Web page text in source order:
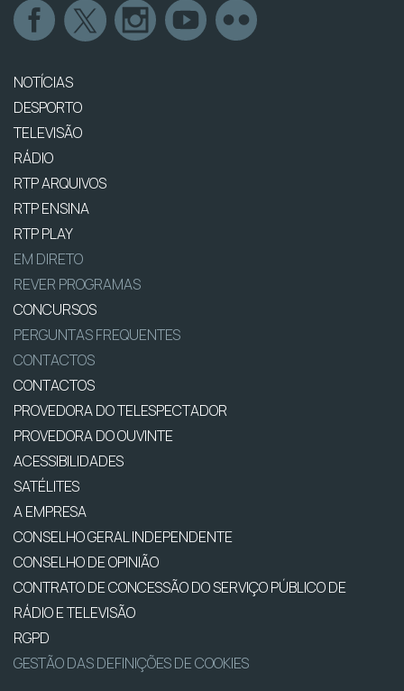
NOTÍCIAS
DESPORTO
TELEVISÃO
RÁDIO
RTP ARQUIVOS
RTP ENSINA
RTP PLAY
EM DIRETO
REVER PROGRAMAS
CONCURSOS
PERGUNTAS FREQUENTES
CONTACTOS
CONTACTOS
PROVEDORA DO TELESPECTADOR
PROVEDORA DO OUVINTE
ACESSIBILIDADES
SATÉLITES
A EMPRESA
CONSELHO GERAL INDEPENDENTE
CONSELHO DE OPINIÃO
CONTRATO DE CONCESSÃO DO SERVIÇO PÚBLICO DE
RÁDIO E TELEVISÃO
RGPD
GESTÃO DAS DEFINIÇÕES DE COOKIES